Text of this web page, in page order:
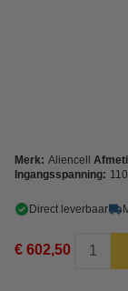
Merk: Aliencell
Ingangsspanning:
Direct leverbaar
€ 602,50